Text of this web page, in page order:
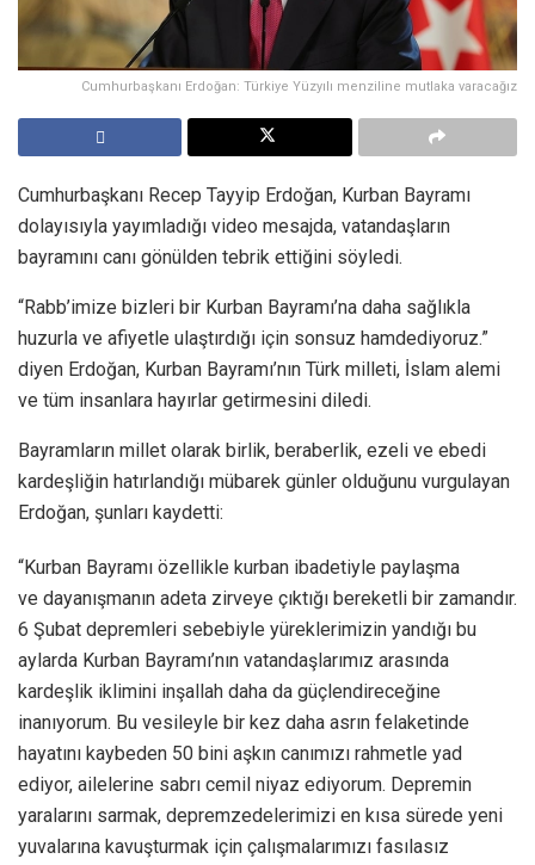
Cumhurbaşkanı Erdoğan: Türkiye Yüzyılı menziline mutlaka varacağız
Cumhurbaşkanı Recep Tayyip Erdoğan, Kurban Bayramı
dolayısıyla yayımladığı video mesajda, vatandaşların
bayramını canı gönülden tebrik ettiğini söyledi.
“Rabb’imize bizleri bir Kurban Bayramı’na daha sağlıkla
huzurla ve afiyetle ulaştırdığı için sonsuz hamdediyoruz.”
diyen Erdoğan, Kurban Bayramı’nın Türk milleti, İslam alemi
ve tüm insanlara hayırlar getirmesini diledi.
Bayramların millet olarak birlik, beraberlik, ezeli ve ebedi
kardeşliğin hatırlandığı mübarek günler olduğunu vurgulayan
Erdoğan, şunları kaydetti:
“Kurban Bayramı özellikle kurban ibadetiyle paylaşma
ve dayanışmanın adeta zirveye çıktığı bereketli bir zamandır.
6 Şubat depremleri sebebiyle yüreklerimizin yandığı bu
aylarda Kurban Bayramı’nın vatandaşlarımız arasında
kardeşlik iklimini inşallah daha da güçlendireceğine
inanıyorum. Bu vesileyle bir kez daha asrın felaketinde
hayatını kaybeden 50 bini aşkın canımızı rahmetle yad
ediyor, ailelerine sabrı cemil niyaz ediyorum. Depremin
yaralarını sarmak, depremzedelerimizi en kısa sürede yeni
yuvalarına kavuşturmak için çalışmalarımızı fasılasız